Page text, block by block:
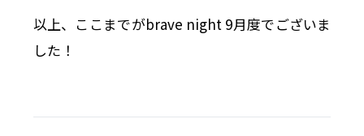
以上、ここまでがbrave night 9月度でございま
した！